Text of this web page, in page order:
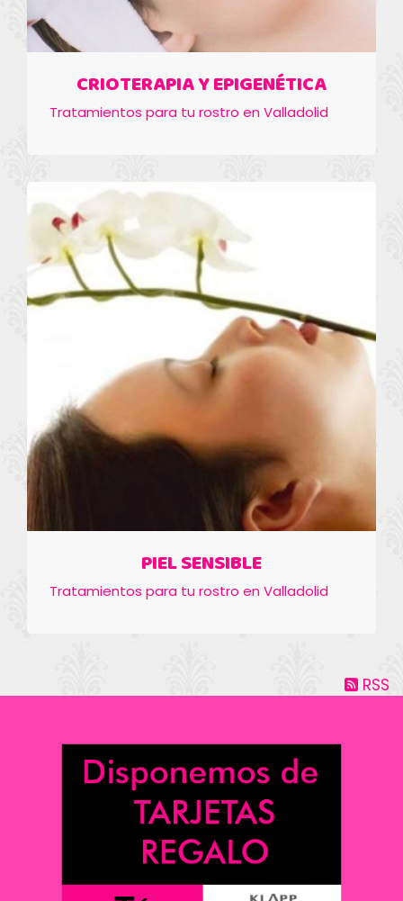
CRIOTERAPIA Y EPIGENÉTICA
Tratamientos para tu rostro en Valladolid
PIEL SENSIBLE
Tratamientos para tu rostro en Valladolid
RSS